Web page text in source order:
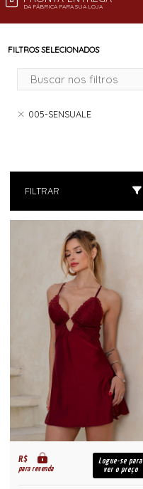
DA FÁBRICA PARA SUA LOJA
FILTROS SELECIONADOS
005-SENSUALE
FILTRAR
R$
para revenda
Logue-se para
ver o preço